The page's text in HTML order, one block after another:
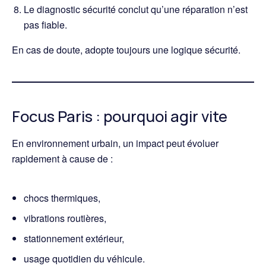
Le diagnostic sécurité conclut qu’une réparation n’est
pas fiable.
En cas de doute, adopte toujours une logique sécurité.
Focus Paris : pourquoi agir vite
En environnement urbain, un impact peut évoluer
rapidement à cause de :
chocs thermiques,
vibrations routières,
stationnement extérieur,
usage quotidien du véhicule.